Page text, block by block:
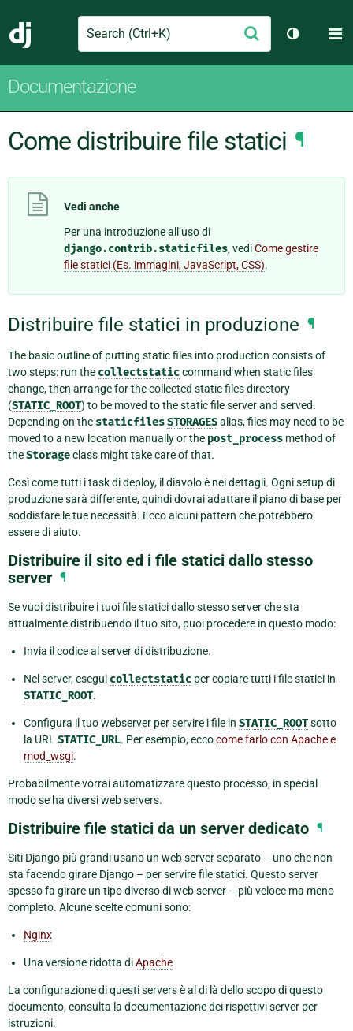
Django
Search Conferma
Cambia
Documentazione
Come distribuire file statici ¶
Vedi anche
Per una introduzione all’uso di
django.contrib.staticfiles, vediCome gestire
file statici (Es. immagini, JavaScript, CSS).
Distribuire file statici in produzione ¶
The basic outline of putting static files into production consists of
two steps: run the collectstaticcommand when static files
change, then arrange for the collected static files directory
(STATIC_ROOT) to be moved to the static file server and served.
Depending on the staticfilesSTORAGESalias, files may need to be
moved to a new location manually or the post_process method of
theStorageclass might take care of that.
Così come tutti i task di deploy, il diavolo è nei dettagli. Ogni setup di
produzione sarà differente, quindi dovrai adattare il piano di base per
soddisfare le tue necessità. Ecco alcuni pattern che potrebbero
essere di aiuto.
Distribuire il sito ed i file statici dallo stesso
server ¶
Se vuoi distribuire i tuoi file statici dallo stesso server che sta
attualmente distribuendo il tuo sito, puoi procedere in questo modo:
Invia il codice al server di distribuzione.
Nel server, esegui collectstatic per copiare tutti i file statici in
STATIC_ROOT.
Configura il tuo webserver per servire i file in STATIC_ROOTsotto
la URLSTATIC_URL. Per esempio, eccocome farlo con Apache e
mod_wsgi.
Probabilmente vorrai automatizzare questo processo, in special
modo se ha diversi web servers.
Distribuire file statici da un server dedicato ¶
Siti Django più grandi usano un web server separato – uno che non
sta facendo girare Django – per servire file statici. Questo server
spesso fa girare un tipo diverso di web server – più veloce ma meno
completo. Alcune scelte comuni sono:
Nginx
Una versione ridotta diApache
La configurazione di questi servers è al di là dello scopo di questo
documento, consulta la documentazione dei rispettivi server per
istruzioni.